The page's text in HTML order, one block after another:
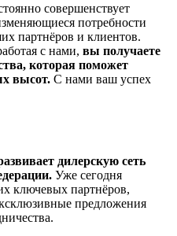
совершенствует
потребности
партнёров и клиентов.
с нами, вы получаете
которая поможет
высот. С нами ваш успех
дилерскую сеть
Уже сегодня
ключевых партнёров,
предложения